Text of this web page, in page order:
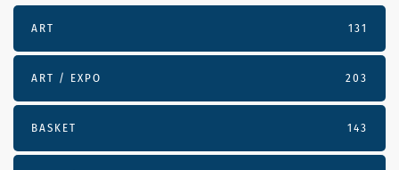
ART 131
ART / EXPO 203
BASKET 143